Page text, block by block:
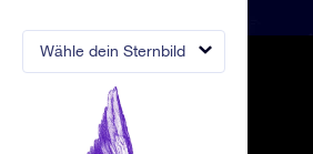
Wähle dein Sternbild